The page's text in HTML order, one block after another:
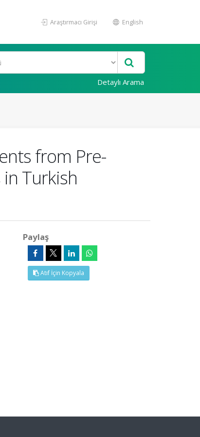
Araştırmacı Girişi English
Detaylı Arama
from Pre-
Turkish
Paylaş
Atıf İçin Kopyala